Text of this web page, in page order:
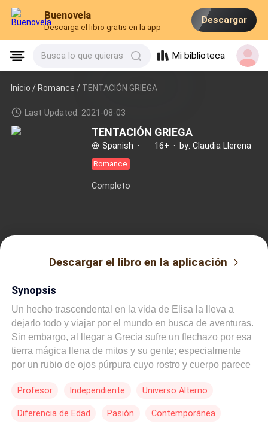
Buenovela
Descarga el libro gratis en la app
Descargar
Busca lo que quieras Mi biblioteca
Inicio /Romance / TENTACIÓN GRIEGA
Last Updated: 2021-08-03
TENTACIÓN GRIEGA
Spanish · 16+ · by: Claudia Llerena
Romance
Completo
Descargar el libro en la aplicación
Synopsis
Un hecho trascendental en la vida de Elisa la lleva a
dejarlo todo y viajar por el mundo en busca de aventuras.
Sin embargo, al llegar a Grecia sufre un flechazo por esa
tierra mágica llena de mitos y su gente; especialmente
por un rubio de ojos púrpura cuyo rostro y cuerpo parece
Katsaros es la tentación personificada y Elisa pronto se
Profesor Independiente Universo Alterno
Diferencia de Edad Pasión Contemporánea